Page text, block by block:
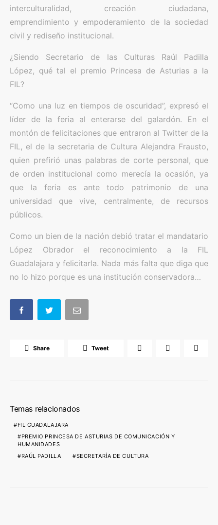
interculturalidad, creación ciudadana,
emprendimiento y empoderamiento de la sociedad
civil y rediseño institucional.
¿Siendo Secretario de las Culturas Raúl Padilla
López, qué tal el premio Princesa de Asturias a la
FIL?
“Como una luz en tiempos de oscuridad”, expresó el
líder de la feria al enterarse del galardón. En el
montón de felicitaciones que entraron al Twitter de la
FIL, el de la secretaria de Cultura Alejandra Frausto,
quien prefirió unas palabras de corte personal, que
de orden institucional como merecía la ocasión, ya
que la feria es ante todo patrimonio de una
universidad que vive, centralmente, de recursos
públicos.
Como un bien de la nación debió tratar el mandatario
López Obrador el reconocimiento a la FIL
Guadalajara y felicitarla. Nada más falta que diga que
no lo hizo porque es una institución conservadora…
Share Tweet
Temas relacionados
FIL GUADALAJARA
PREMIO PRINCESA DE ASTURIAS DE COMUNICACIÓN Y
HUMANIDADES
RAÚL PADILLA
SECRETARÍA DE CULTURA